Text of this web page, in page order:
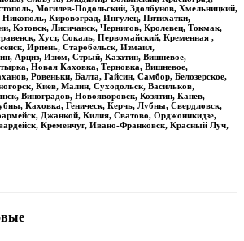
Могилев-Подольский, Здолбунов, Хмельницкий,
Никополь, Кировоград, Ингулец, Пятихатки,
Котовск, Лисичанск, Чернигов, Кролевец, Токмак,
Хуст, Сокаль, Первомайский, Кременная ,
Ирпень, Старобельск, Измаил,
Арциз, Изюм, Стрый, Казатин, Вишневое,
Новая Каховка, Терновка, Вишневое,
Ровеньки, Балта, Гайсин, Самбор, Белозерское,
Киев, Малин, Суходольск, Васильков,
Виноградов, Новояворовск, Козятин, Канев,
Каховка, Геническ, Керчь, Лубны, Свердловск,
Джанкой, Килия, Сватово, Орджоникидзе,
Кременчуг, Ивано-Франковск, Красный Луч,